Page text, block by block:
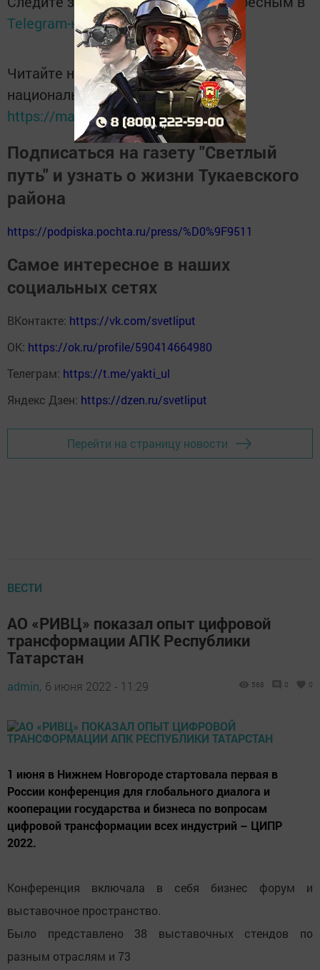
Telegram-каналеТатмедиа
Читайте новости Татарстана в
национальном мессенджере MАХ:
https://max.ru/tatmedia
Подписаться на газету "Светлый
путь" и узнать о жизни Тукаевского
района
https://podpiska.pochta.ru/press/%D0%9F9511
Самое интересное в наших
социальных сетях
ВКонтакте: https://vk.com/svetliput
ОК: https://ok.ru/profile/590414664980
Телеграм: https://t.me/yakti_ul
Яндекс Дзен: https://dzen.ru/svetliput
Перейти на страницу новости
ВЕСТИ
АО «РИВЦ» показал опыт цифровой
трансформации АПК Республики
Татарстан
admin, 6 июня 2022 - 11:29 568 0 0
1 июня в Нижнем Новгороде стартовала первая в
России конференция для глобального диалога и
кооперации государства и бизнеса по вопросам
цифровой трансформации всех индустрий – ЦИПР
2022.
Конференция включала в себя бизнес форум и
выставочное пространство.
Было представлено 38 выставочных стендов по
разным отраслям и 73